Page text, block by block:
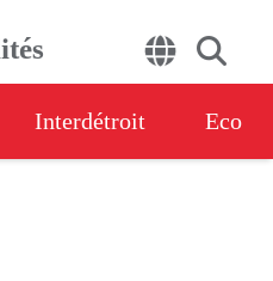
Interdétroit Eco